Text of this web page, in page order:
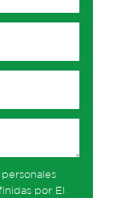
por El